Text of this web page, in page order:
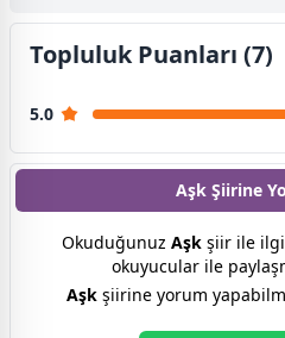
Topluluk Puanları (7)
5.0
Aşk Şiirine
Okuduğunuz Aşk şiir ile
okuyucular ile
Aşk şiirine yorum